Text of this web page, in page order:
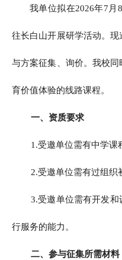
我单位拟在2026年7月
往长白山开展研学活动。
与方案征集、询价。我校
育价值体验的线路课程。
一、资质要求
1.受邀单位需有中学课
2.受邀单位需有过组织
3.受邀单位需有开发
行服务的能力。
二、参与征集所需材料